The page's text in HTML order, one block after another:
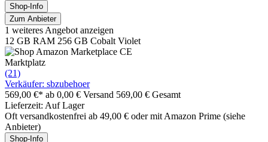
Shop-Info
Zum Anbieter
1 weiteres Angebot anzeigen
12 GB RAM 256 GB Cobalt Violet
Marktplatz
(21)
Verkäufer: sbzubehoer
569,00 €* ab 0,00 € Versand 569,00 € Gesamt
Lieferzeit: Auf Lager
Oft versandkostenfrei ab 49,00 € oder mit Amazon Prime (siehe
Anbieter)
Shop-Info